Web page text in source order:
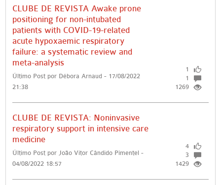
CLUBE DE REVISTA Awake prone
positioning for non-intubated
patients with COVID-19-related
acute hypoxaemic respiratory
failure: a systematic review and
meta-analysis
Último Post por Débora Arnaud - 17/08/2022
21:38
1
1
1269
CLUBE DE REVISTA: Noninvasive
respiratory support in intensive care
medicine
Último Post por João Vitor Cândido Pimentel -
04/08/2022 18:57
4
3
1429